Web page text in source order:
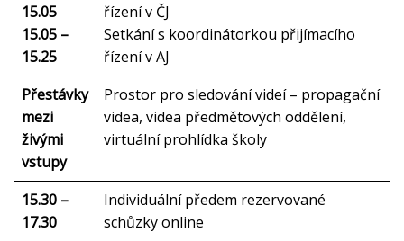
15.05
15.05 –
15.25
řízení v ČJ
Setkání s koordinátorkou přijímacího
řízení v AJ
Přestávky
mezi
živými
vstupy
Prostor pro sledování videí – propagační
videa, videa předmětových oddělení,
virtuální prohlídka školy
15.30 –
17.30
Individuální předem rezervované
schůzky online